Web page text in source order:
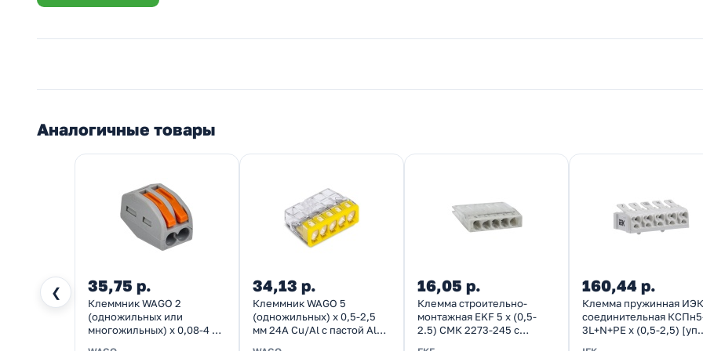
Аналогичные товары
❮ 35,75 р.
Клеммник WAGO 2
(одножильных или
многожильных) х 0,08-4 мм
34,13 р.
Клеммник WAGO 5
(одножильных) х 0,5-2,5
мм 24A Cu/Al с пастой Alu-
16,05 р.
Клемма строительно-
монтажная EKF 5 х (0,5-
2.5) СМК 2273-245 с
160,44 р.
Клемма пружинная ИЭК
соединительная
3L+N+PE х (0,5-2,5) [уп.